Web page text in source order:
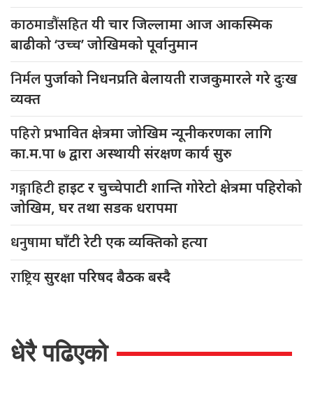
काठमाडौंसहितयी चार जिल्लामा आज आकस्मिक
बाढीको ‘उच्च’ जोखिमको पूर्वानुमान
निर्मलपुर्जाको निधनप्रति बेलायती राजकुमारले गरे दुःख
व्यक्त
पहिरोप्रभावित क्षेत्रमा जोखिम न्यूनीकरणका लागि
का.म.पा ७ द्वारा अस्थायी संरक्षण कार्य सुरु
गङ्गाहिटीहाइट र चुच्चेपाटी शान्ति गोरेटो क्षेत्रमा पहिरोको
जोखिम, घर तथा सडक धरापमा
धनुषामाघाँटी रेटी एक व्यक्तिको हत्या
राष्ट्रियसुरक्षा परिषद बैठक बस्दै
धेरै पढिएको